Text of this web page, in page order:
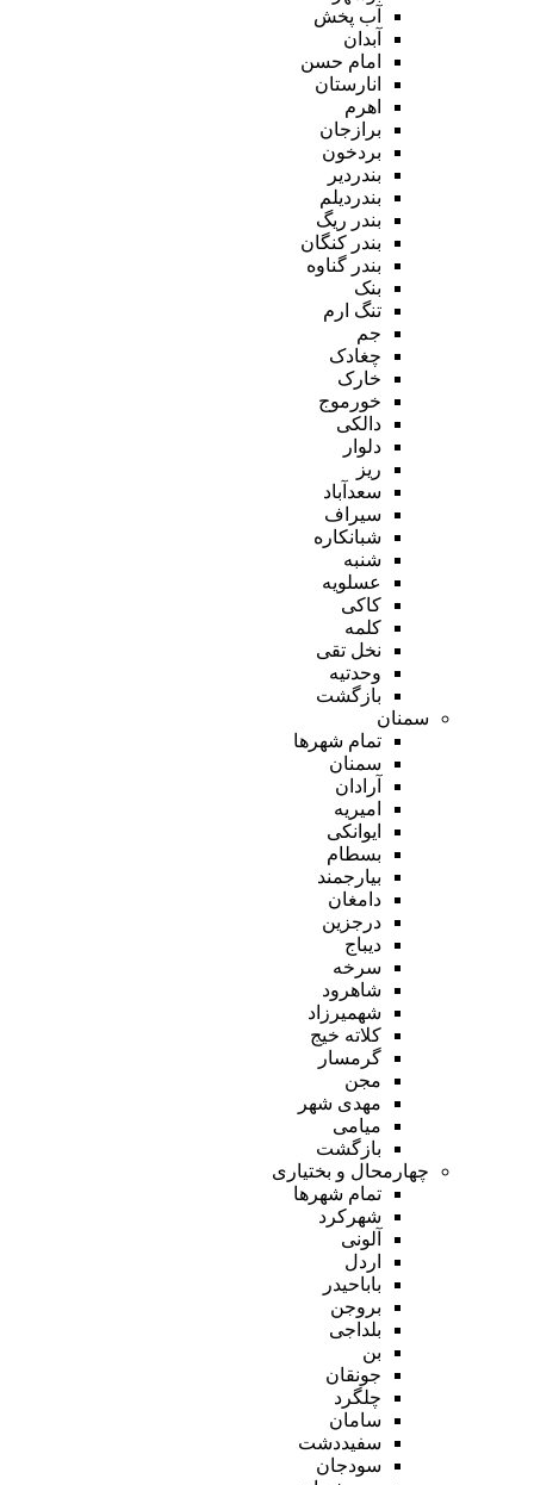
آب پخش
آبدان
امام حسن
انارستان
اهرم
برازجان
بردخون
بندردیر
بندردیلم
بندر ریگ
بندر کنگان
بندر گناوه
بنک
تنگ ارم
جم
چغادک
خارک
خورموج
دالکی
دلوار
ریز
سعدآباد
سیراف
شبانکاره
شنبه
عسلویه
کاکی
کلمه
نخل تقی
وحدتیه
بازگشت
سمنان
تمام شهر‌ها
سمنان
آرادان
امیریه
ایوانکی
بسطام
بیارجمند
دامغان
درجزین
دیباج
سرخه
شاهرود
شهمیرزاد
کلاته خیج
گرمسار
مجن
مهدی شهر
میامی
بازگشت
چهارمحال و بختیاری
تمام شهر‌ها
شهرکرد
آلونی
اردل
باباحیدر
بروجن
بلداجی
بن
جونقان
چلگرد
سامان
سفیددشت
سودجان